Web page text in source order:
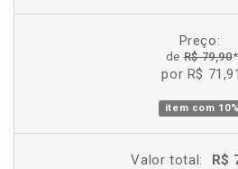
Preço:
deR$ 79,90*
por R$ 71,91
item com 10%
Valor total: R$